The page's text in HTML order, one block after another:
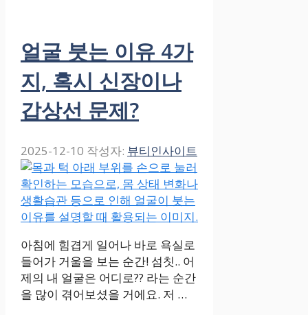
얼굴 붓는 이유 4가
지, 혹시 신장이나
갑상선 문제?
2025-12-10 작성자: 뷰티인사이트
아침에 힘겹게 일어나 바로 욕실로
들어가 거울을 보는 순간! 섬칫.. 어
제의 내 얼굴은 어디로?? 라는 순간
을 많이 겪어보셨을 거에요. 저 …